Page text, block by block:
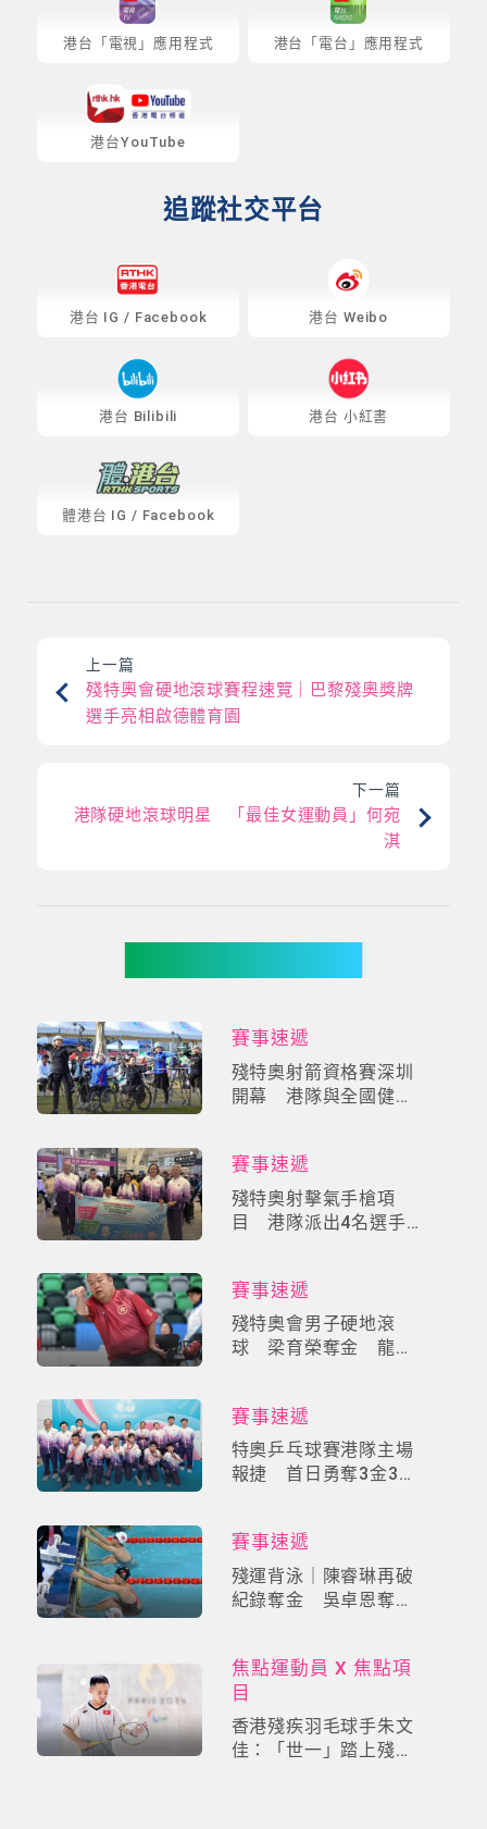
港台「電視」應用程式 港台「電台」應用程式
港台YouTube
追蹤社交平台
港台 IG / Facebook 港台 Weibo
港台 Bilibili 港台 小紅書
體港台 IG / Facebook
上一篇
殘特奧會硬地滾球賽程速覽｜巴黎殘奧獎牌
選手亮相啟德體育園
下一篇
港隊硬地滾球明星 「最佳女運動員」何宛
淇
賽事速遞
殘特奧射箭資格賽深圳
開幕 港隊與全國健兒
賽事速遞
殘特奧射擊氣手槍項
目 港隊派出4名選手
賽事速遞
殘特奧會男子硬地滾
球 梁育榮奪金 龍子
賽事速遞
特奧乒乓球賽港隊主場
報捷 首日勇奪3金3銀
賽事速遞
殘運背泳｜陳睿琳再破
紀錄奪金 吳卓恩奪
焦點運動員 X 焦點項
目
香港殘疾羽毛球手朱文
佳：「世一」踏上殘特